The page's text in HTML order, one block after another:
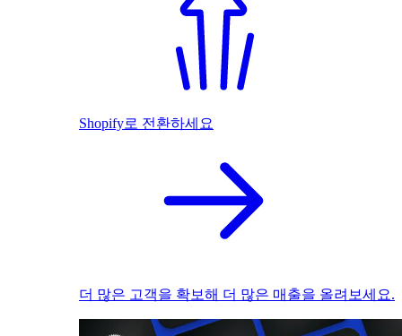
Shopify로 전환하세요
더 많은 고객을 확보해 더 많은 매출을 올려보세요.